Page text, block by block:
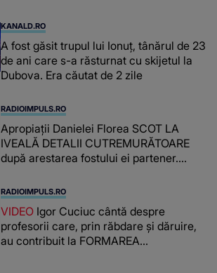
mea...”
KANALD.RO
A fost găsit trupul lui Ionuț, tânărul de 23
de ani care s-a răsturnat cu skijetul la
Dubova. Era căutat de 2 zile
RADIOIMPULS.RO
Apropiații Danielei Florea SCOT LA
IVEALĂ DETALII CUTREMURĂTOARE
după arestarea fostului ei partener.
românca ucisă în Italia și ascunsă în
lada unui pat: " Îmi pare rău că nu am
reușit să fac mai mult pentru ea și..."
RADIOIMPULS.RO
VIDEO Igor Cuciuc cântă despre
profesorii care, prin răbdare și dăruire,
au contribuit la FORMAREA